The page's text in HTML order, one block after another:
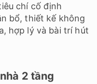
chí cố định
bổ, thiết kế không
hợp lý và bài trí hút
2 tầng